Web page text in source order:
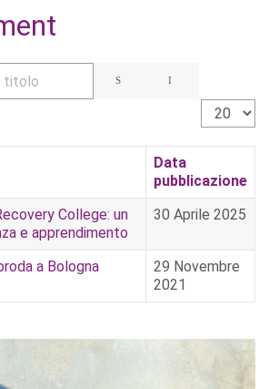
Visualizza
Data
pubblicazione
College: un
e apprendimento
30 Aprile 2025
a Bologna
29 Novembre
2021